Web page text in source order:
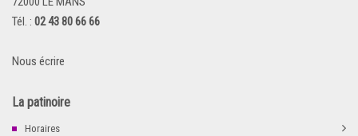
Tél. : 02 43 80 66 66
Nous écrire
La patinoire
Horaires